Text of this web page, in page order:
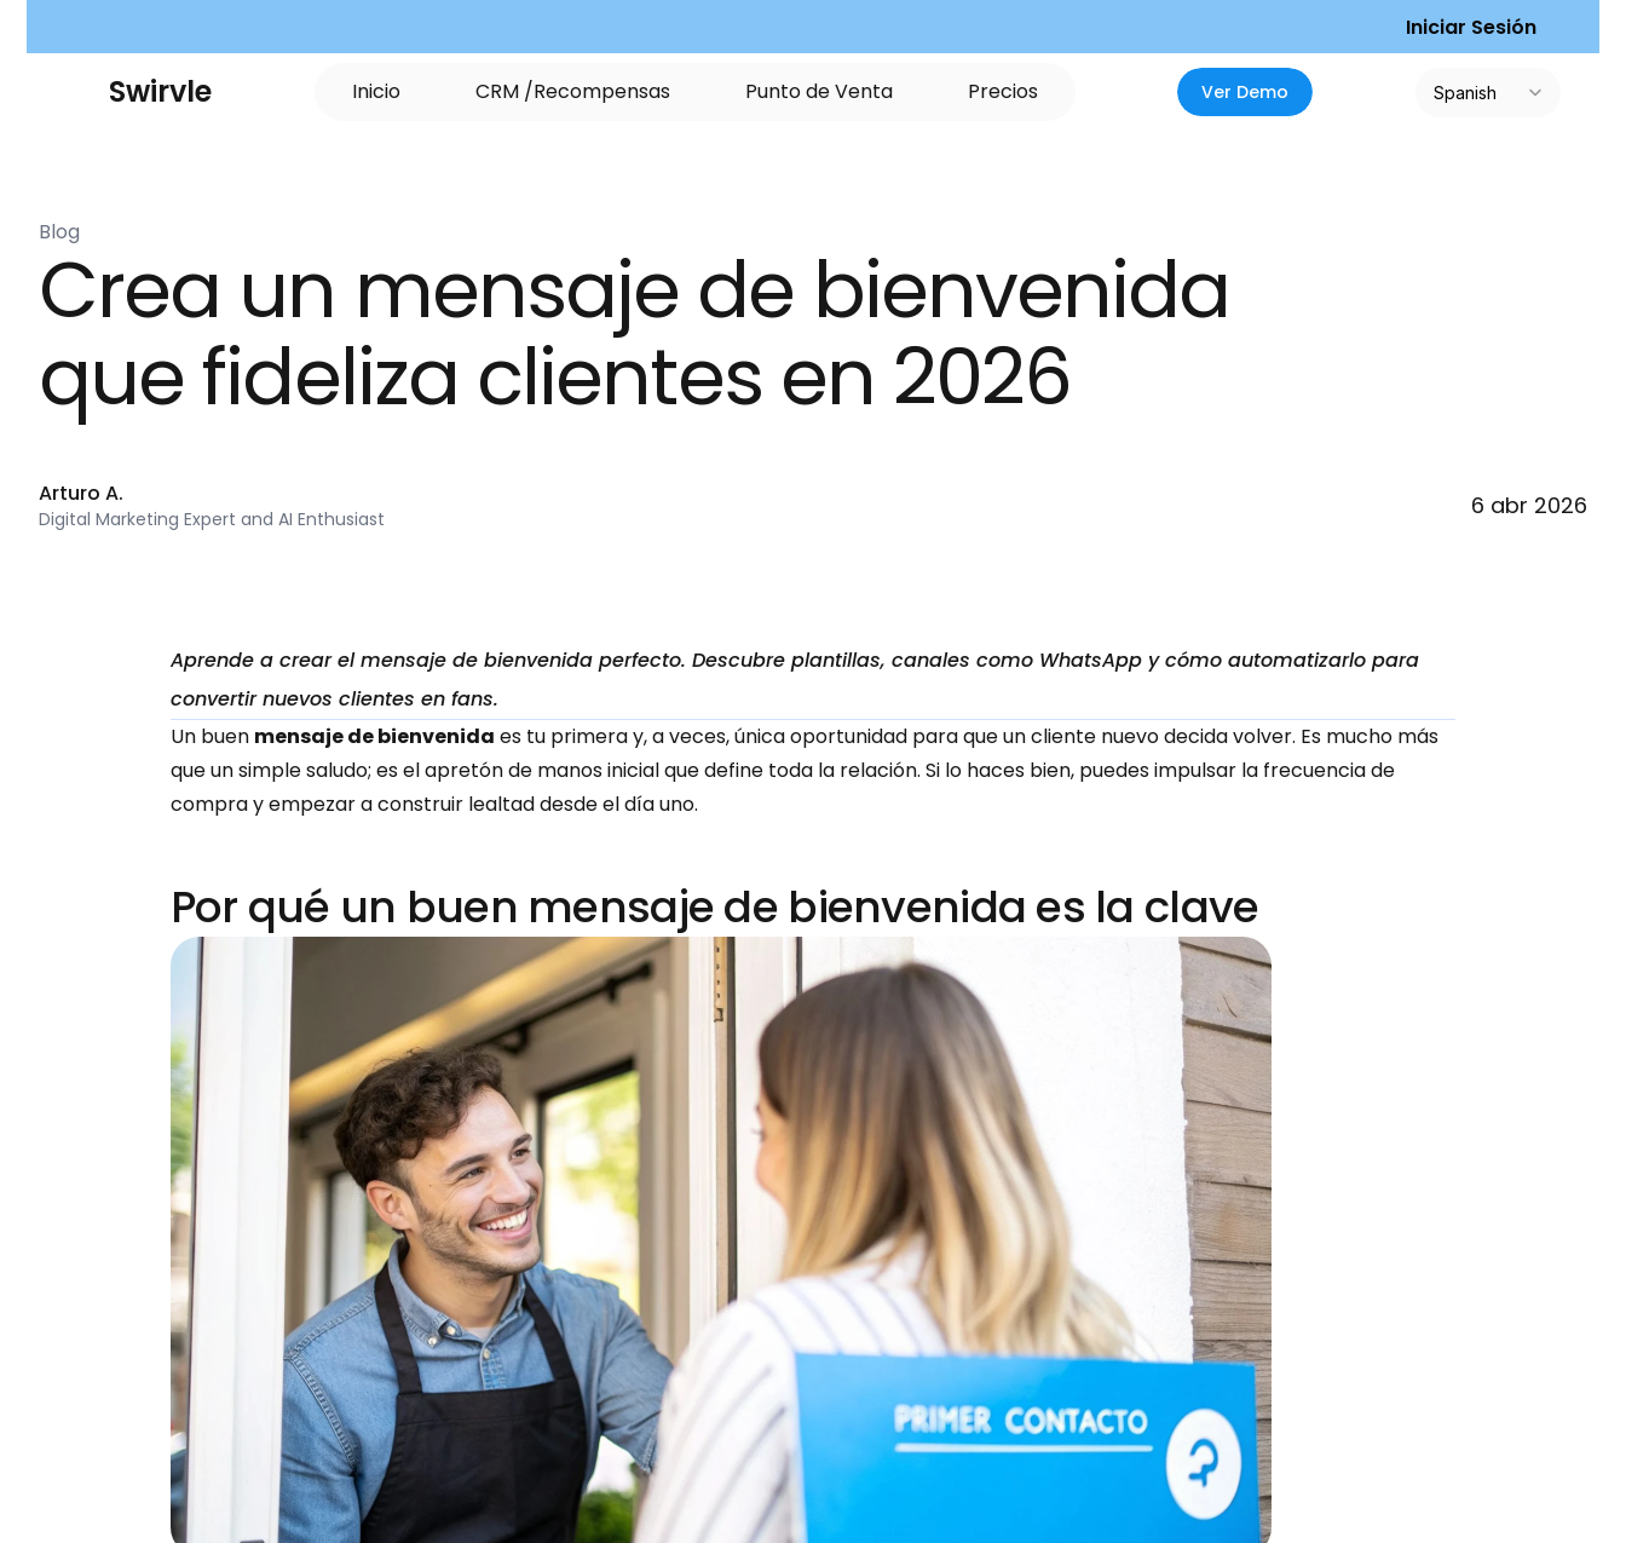
Iniciar Sesión
Swirvle Inicio CRM /Recompensas PuntodeVenta Precios Ver Demo Spanish
Blog
Crea un mensaje de bienvenida
que fideliza clientes en 2026
Arturo A.
Digital Marketing Expert and AI Enthusiast 6 abr 2026
Aprende a crear el mensaje de bienvenida perfecto. Descubre plantillas, canales como WhatsApp y cómo automatizarlo para
convertir nuevos clientes en fans.
Un buen mensaje de bienvenida es tu primera y, a veces, única oportunidad para que un cliente nuevo decida volver. Es mucho más
que un simple saludo; es el apretón de manos inicial que define toda la relación. Si lo haces bien, puedes impulsar la frecuencia de
compra y empezar a construir lealtad desde el día uno.
Por qué un buen mensaje de bienvenida es la clave